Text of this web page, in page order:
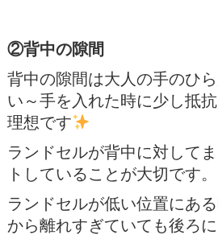
②背中の隙間
背中の隙間は大人の手のひ
い～手を入れた時に少し抵
理想です
ランドセルが背中に対して
トしていることが大切です。
ランドセルが低い位置にあ
から離れすぎていても後ろ